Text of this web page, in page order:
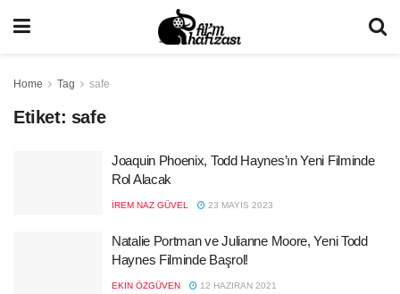
Home Tag safe
Etiket: safe
Joaquin Phoenix, Todd Haynes’ın Yeni Filminde
Rol Alacak
İREM NAZ GÜVEL 23 MAYIS 2023
Natalie Portman ve Julianne Moore, Yeni Todd
Haynes Filminde Başrol!
EKIN ÖZGÜVEN 12 HAZIRAN 2021